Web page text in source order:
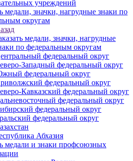
учреждений
медали, значки, нагрудные знаки по
округам
медали, значки, нагрудные
по федеральным округам
федеральный округ
Западный федеральный округ
федеральный округ
федеральный округ
Кавказский федеральный округ
федеральный округ
федеральный округ
федеральный округ
Абхазия
медали и знаки профсоюзных